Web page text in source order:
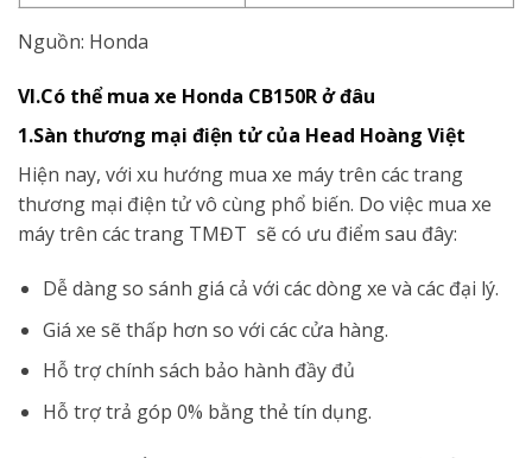
Nguồn: Honda
VI.Có thể mua xe Honda CB150R ở đâu
1.Sàn thương mại điện tử của Head Hoàng Việt
Hiện nay, với xu hướng mua xe máy trên các trang
thương mại điện tử vô cùng phổ biến. Do việc mua xe
máy trên các trang TMĐT sẽ có ưu điểm sau đây:
Dễ dàng so sánh giá cả với các dòng xe và các đại lý.
Giá xe sẽ thấp hơn so với các cửa hàng.
Hỗ trợ chính sách bảo hành đầy đủ
Hỗ trợ trả góp 0% bằng thẻ tín dụng.